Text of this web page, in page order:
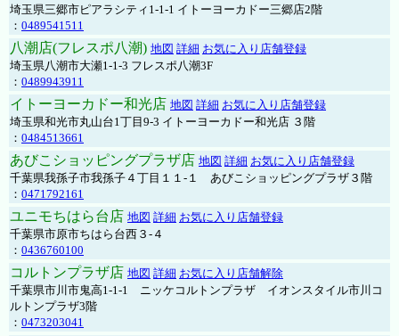
埼玉県三郷市ピアラシティ1-1-1 イトーヨーカドー三郷店2階
： 0489541511
八潮店(フレスポ八潮) 地図 詳細 お気に入り店舗登録
埼玉県八潮市大瀬1-1-3 フレスポ八潮3F
： 0489943911
イトーヨーカドー和光店 地図 詳細 お気に入り店舗登録
埼玉県和光市丸山台1丁目9-3 イトーヨーカドー和光店 ３階
： 0484513661
あびこショッピングプラザ店 地図 詳細 お気に入り店舗登録
千葉県我孫子市我孫子４丁目１１-１ あびこショッピングプラザ３階
： 0471792161
ユニモちはら台店 地図 詳細 お気に入り店舗登録
千葉県市原市ちはら台西３-４
： 0436760100
コルトンプラザ店 地図 詳細 お気に入り店舗解除
千葉県市川市鬼高1-1-1 ニッケコルトンプラザ イオンスタイル市川コ
ルトンプラザ3階
： 0473203041